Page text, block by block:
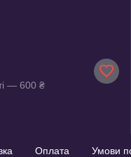
— 600 ₴
Оплата Умови